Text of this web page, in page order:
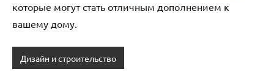
которые могут стать отличным дополнением к
вашему дому.
Дизайн и строительство